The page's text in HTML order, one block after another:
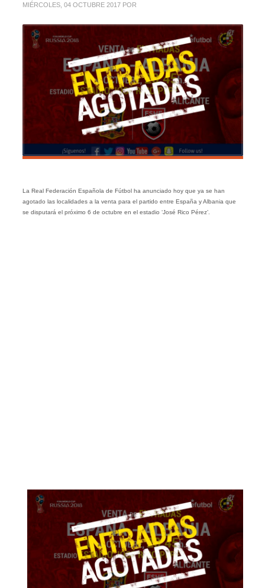
MIÉRCOLES, 04 OCTUBRE 2017 POR
La Real Federación Española de Fútbol ha anunciado hoy que ya se han
agotado las localidades a la venta para el partido entre España y Albania que
se disputará el próximo 6 de octubre en el estadio ‘José Rico Pérez’.